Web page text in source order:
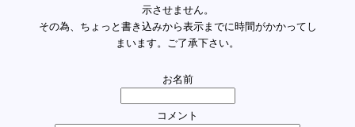
示させません。
その為、ちょっと書き込みから表示までに時間がかかってし
まいます。ご了承下さい。
お名前
コメント